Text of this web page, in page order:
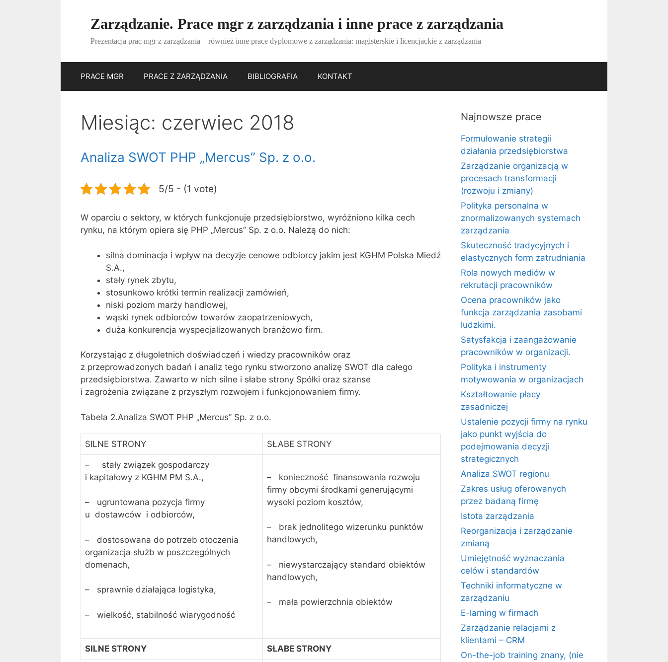
Zarządzanie. Prace mgr z zarządzania i inne prace z zarządzania
Prezentacja prac mgr z zarządzania – również inne prace dyplomowe z zarządzania: magisterskie i licencjackie z zarządzania
PRACE MGR PRACE Z ZARZĄDZANIA BIBLIOGRAFIA KONTAKT
Miesiąc: czerwiec 2018
Analiza SWOT PHP „Mercus” Sp. z o.o.
5/5 - (1 vote)
W oparciu o sektory, w których funkcjonuje przedsiębiorstwo, wyróżniono kilka cech
rynku, na którym opiera się PHP „Mercus” Sp. z o.o. Należą do nich:
silna dominacja i wpływ na decyzje cenowe odbiorcy jakim jest KGHM Polska Miedź
S.A.,
stały rynek zbytu,
stosunkowo krótki termin realizacji zamówień,
niski poziom marży handlowej,
wąski rynek odbiorców towarów zaopatrzeniowych,
duża konkurencja wyspecjalizowanych branżowo firm.
Korzystając z długoletnich doświadczeń i wiedzy pracowników oraz
z przeprowadzonych badań i analiz tego rynku stworzono analizę SWOT dla całego
przedsiębiorstwa. Zawarto w nich silne i słabe strony Spółki oraz szanse
i zagrożenia związane z przyszłym rozwojem i funkcjonowaniem firmy.
Tabela 2.Analiza SWOT PHP „Mercus” Sp. z o.o.
SILNE STRONY SŁABE STRONY
– stały związek gospodarczy
i kapitałowy z KGHM PM S.A.,
– ugruntowana pozycja firmy
u dostawców i odbiorców,
– dostosowana do potrzeb otoczenia
organizacja służb w poszczególnych
domenach,
– sprawnie działająca logistyka,
– wielkość, stabilność wiarygodność
– konieczność finansowania rozwoju
firmy obcymi środkami generującymi
wysoki poziom kosztów,
– brak jednolitego wizerunku punktów
handlowych,
– niewystarczający standard obiektów
handlowych,
– mała powierzchnia obiektów
SILNE STRONY SŁABE STRONY
Najnowsze prace
Formułowanie strategii
działania przedsiębiorstwa
Zarządzanie organizacją w
procesach transformacji
(rozwoju i zmiany)
Polityka personalna w
znormalizowanych systemach
zarządzania
Skuteczność tradycyjnych i
elastycznych form zatrudniania
Rola nowych mediów w
rekrutacji pracowników
Ocena pracowników jako
funkcja zarządzania zasobami
ludzkimi.
Satysfakcja i zaangażowanie
pracowników w organizacji.
Polityka i instrumenty
motywowania w organizacjach
Kształtowanie płacy
zasadniczej
Ustalenie pozycji firmy na rynku
jako punkt wyjścia do
podejmowania decyzji
strategicznych
Analiza SWOT regionu
Zakres usług oferowanych
przez badaną firmę
Istota zarządzania
Reorganizacja i zarządzanie
zmianą
Umiejętność wyznaczania
celów i standardów
Techniki informatyczne w
zarządzaniu
E-larning w firmach
Zarządzanie relacjami z
klientami – CRM
On-the-job training znany, (nie